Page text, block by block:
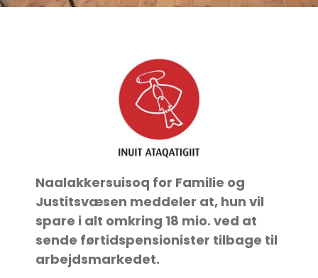
Naalakkersuisoq for Familie og
Justitsvæsen meddeler at, hun vil
spare i alt omkring 18 mio. ved at
sende førtidspensionister tilbage til
arbejdsmarkedet.